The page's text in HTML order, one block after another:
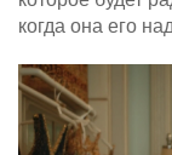
когда она его